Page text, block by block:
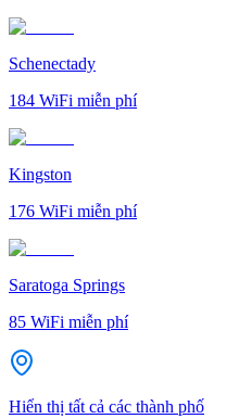
Schenectady
184 WiFi miễn phí
Kingston
176 WiFi miễn phí
Saratoga Springs
85 WiFi miễn phí
Hiển thị tất cả các thành phố